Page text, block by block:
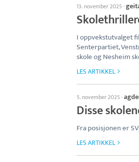
13. november 2025·
I oppvekstutvalget
Senterpartiet,
skole og Nesheim
LES ARTIKKEL
5. november 2025·
Disse
Fra posisjonen er
LES ARTIKKEL